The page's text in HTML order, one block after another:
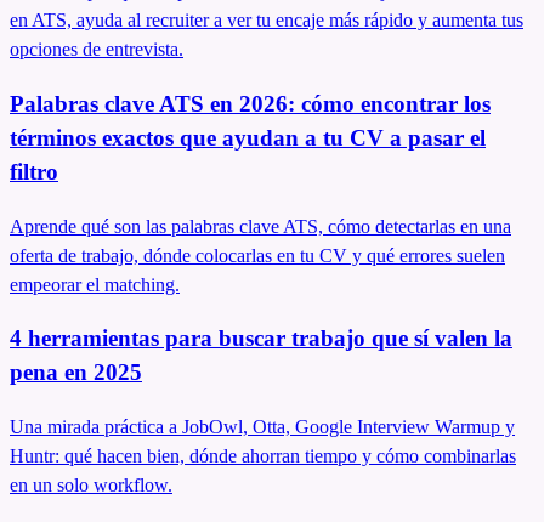
en ATS, ayuda al recruiter a ver tu encaje más rápido y aumenta tus
opciones de entrevista.
Palabras clave ATS en 2026: cómo encontrar los
términos exactos que ayudan a tu CV a pasar el
filtro
Aprende qué son las palabras clave ATS, cómo detectarlas en una
oferta de trabajo, dónde colocarlas en tu CV y qué errores suelen
empeorar el matching.
4 herramientas para buscar trabajo que sí valen la
pena en 2025
Una mirada práctica a JobOwl, Otta, Google Interview Warmup y
Huntr: qué hacen bien, dónde ahorran tiempo y cómo combinarlas
en un solo workflow.